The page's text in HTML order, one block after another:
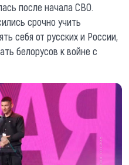
после начала СВО.
срочно учить
себя от русских и России,
белорусов к войне с